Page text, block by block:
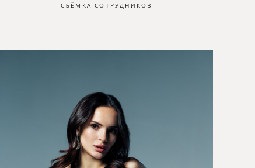
СЪЁМКА СОТРУДНИКОВ